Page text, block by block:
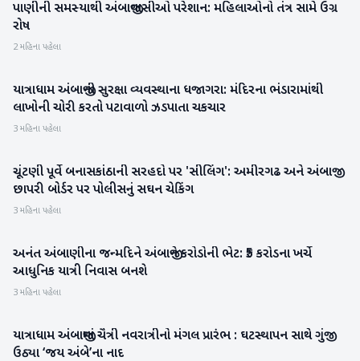
બનાસકાંઠા
પાણીની સમસ્યાથી અંબાજીવાસીઓ પરેશાન: મહિલાઓનો તંત્ર સામે ઉગ્ર
રોષ
2 મહિના પહેલા
બનાસકાંઠા
યાત્રાધામ અંબાજીની સુરક્ષા વ્યવસ્થાના ધજાગરા: મંદિરના ભંડારામાંથી
લાખોની ચોરી કરતો પટાવાળો ઝડપાતા ચકચાર
3 મહિના પહેલા
બનાસકાંઠા
ચૂંટણી પૂર્વે બનાસકાંઠાની સરહદો પર 'સીલિંગ': અમીરગઢ અને અંબાજી
છાપરી બોર્ડર પર પોલીસનું સઘન ચેકિંગ
3 મહિના પહેલા
બનાસકાંઠા
અનંત અંબાણીના જન્મદિને અંબાજીને કરોડોની ભેટ: ₹5 કરોડના ખર્ચે
આધુનિક યાત્રી નિવાસ બનશે
3 મહિના પહેલા
બનાસકાંઠા
યાત્રાધામ અંબાજીમાં ચૈત્રી નવરાત્રીનો મંગલ પ્રારંભ : ઘટસ્થાપન સાથે ગુંજી
ઉઠ્યા ‘જય અંબે’ના નાદ